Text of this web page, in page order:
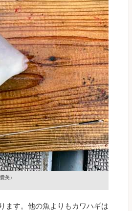
美）
ます。他の魚よりもカワハギは